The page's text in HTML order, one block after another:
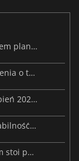
MARVEL Tōkon debiutuje wraz z ujawnieniem planu rozwoju na pierwszy rok
Wyciek ceny Steam Frame przekreśla marzenia o tanim zestawie VR
Premiery gier wideo w tym tygodniu – sierpień 2026 r. (32. tydzień)
Nowa aktualizacja w Palworld poprawia stabilność Sunreach i walk z bossami
Projekt Helix znów w grze, przyszłość Steam stoi pod znakiem zapytania